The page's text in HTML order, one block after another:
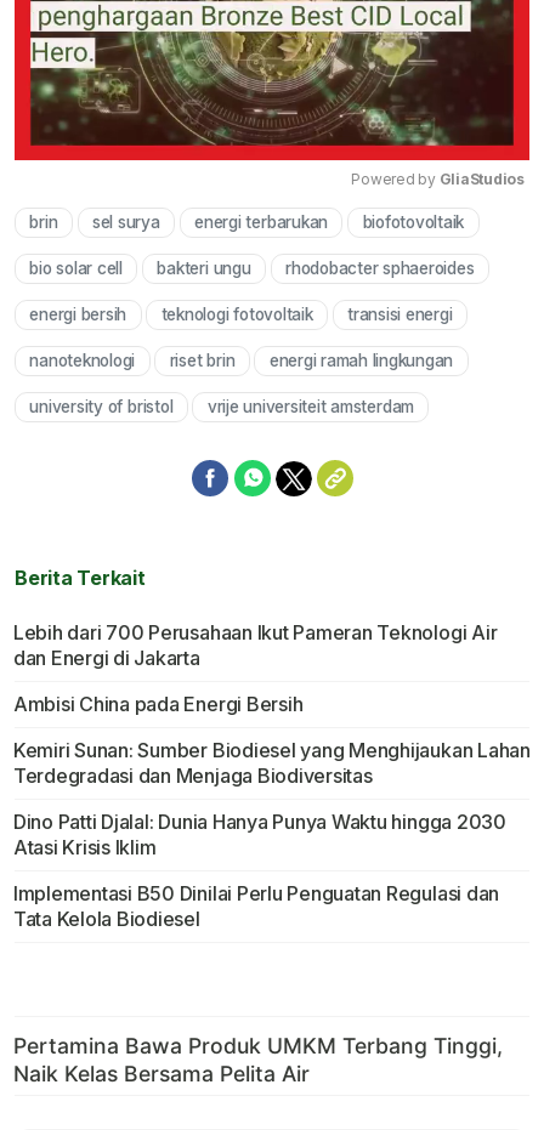
Mute
Powered by GliaStudios
brin sel surya energi terbarukan biofotovoltaik
bio solar cell bakteri ungu rhodobacter sphaeroides
energi bersih teknologi fotovoltaik transisi energi
nanoteknologi riset brin energi ramah lingkungan
university of bristol vrije universiteit amsterdam
Berita Terkait
Lebih dari 700 Perusahaan Ikut Pameran Teknologi Air
dan Energi di Jakarta
Ambisi China pada Energi Bersih
Kemiri Sunan: Sumber Biodiesel yang Menghijaukan Lahan
Terdegradasi dan Menjaga Biodiversitas
Dino Patti Djalal: Dunia Hanya Punya Waktu hingga 2030
Atasi Krisis Iklim
Implementasi B50 Dinilai Perlu Penguatan Regulasi dan
Tata Kelola Biodiesel